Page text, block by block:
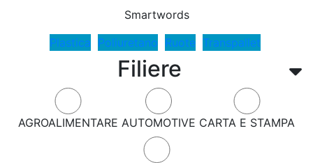
Filiere
AGROALIMENTARE AUTOMOTIVE CARTA E STAMPA
Smartwords
Plastica Poliuretano Ruote Transpallet